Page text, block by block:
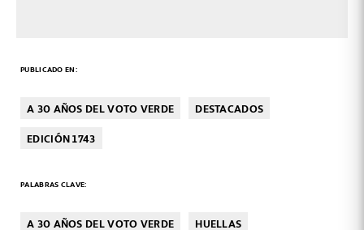
PUBLICADO EN:
A 30 AÑOS DEL VOTO VERDE
DESTACADOS
EDICIÓN 1743
PALABRAS CLAVE:
A 30 AÑOS DEL VOTO VERDE
HUELLAS